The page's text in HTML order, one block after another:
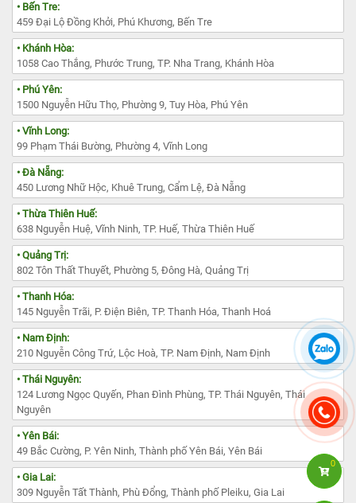
• Bến Tre:
459 Đại Lộ Đồng Khởi, Phú Khương, Bến Tre
• Khánh Hòa:
1058 Cao Thắng, Phước Trung, TP. Nha Trang, Khánh Hòa
• Phú Yên:
1500 Nguyễn Hữu Thọ, Phường 9, Tuy Hòa, Phú Yên
• Vĩnh Long:
99 Phạm Thái Bường, Phường 4, Vĩnh Long
• Đà Nẵng:
450 Lương Nhữ Hộc, Khuê Trung, Cẩm Lệ, Đà Nẵng
• Thừa Thiên Huế:
638 Nguyễn Huệ, Vĩnh Ninh, TP. Huế, Thừa Thiên Huế
• Quảng Trị:
802 Tôn Thất Thuyết, Phường 5, Đông Hà, Quảng Trị
• Thanh Hóa:
145 Nguyễn Trãi, P. Điện Biên, TP. Thanh Hóa, Thanh Hoá
• Nam Định:
210 Nguyễn Công Trứ, Lộc Hoà, TP. Nam Định, Nam Định
• Thái Nguyên:
124 Lương Ngọc Quyến, Phan Đình Phùng, TP. Thái Nguyên, Thái
Nguyên
• Yên Bái:
49 Bắc Cường, P. Yên Ninh, Thành phố Yên Bái, Yên Bái
• Gia Lai:
309 Nguyễn Tất Thành, Phù Đổng, Thành phố Pleiku, Gia Lai
0